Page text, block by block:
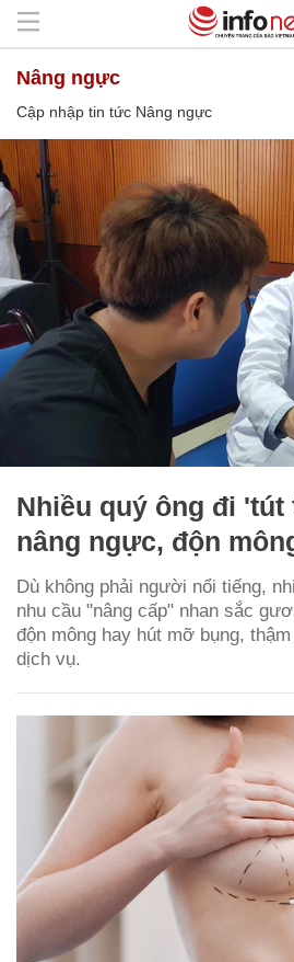
Nâng ngực
Cập nhập tin tức Nâng ngực
Nhiều quý ông đi 'tút
nâng ngực, độn
Dù không phải người nổi tiếng,
nhu cầu "nâng cấp" nhan sắc
độn mông hay hút mỡ bụng,
dịch vụ.